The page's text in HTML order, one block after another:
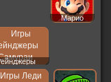
Марио